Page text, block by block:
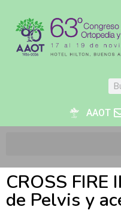
AAOT
CROSS FIRE
de Pelvis y